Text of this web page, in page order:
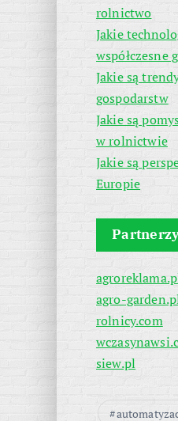
rolnictwo
Jakie
współczesne
Jakie są
gospodarstw
Jakie są
w rolnictwie
Jakie są
Europie
agro-
rolnicy.com
siew.pl